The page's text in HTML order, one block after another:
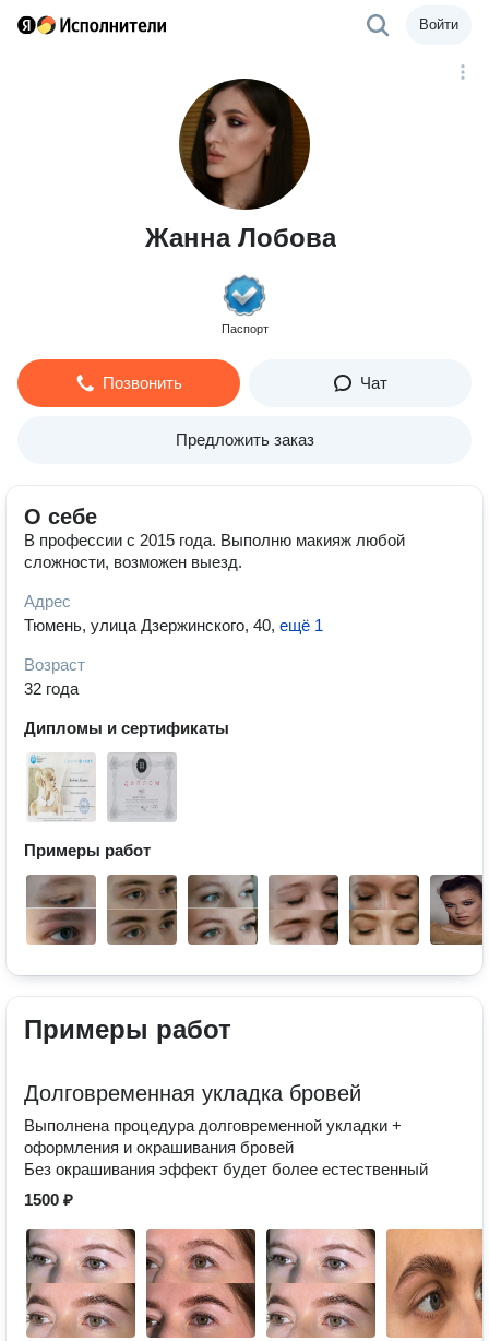
Войти
Жанна Лобова
Паспорт
Позвонить Чат
Предложить заказ
О себе
В профессии с 2015 года. Выполню макияж любой
сложности, возможен выезд.
Адрес
Тюмень, улица Дзержинского, 40, ещё 1
Возраст
32 года
Дипломы и сертификаты
Примеры работ
Примеры работ
Долговременная укладка бровей
Выполнена процедура долговременной укладки +
оформления и окрашивания бровей
Без окрашивания эффект будет более естественный
1500 ₽